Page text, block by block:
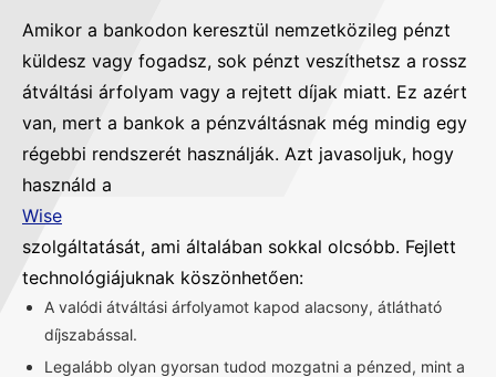
Amikor a bankodon keresztül nemzetközileg pénzt
küldesz vagy fogadsz, sok pénzt veszíthetsz a rossz
átváltási árfolyam vagy a rejtett díjak miatt. Ez azért
van, mert a bankok a pénzváltásnak még mindig egy
régebbi rendszerét használják. Azt javasoljuk, hogy
használd a
Wise
szolgáltatását, ami általában sokkal olcsóbb. Fejlett
technológiájuknak köszönhetően:
A valódi átváltási árfolyamot kapod alacsony, átlátható
díjszabással.
Legalább olyan gyorsan tudod mozgatni a pénzed, mint a